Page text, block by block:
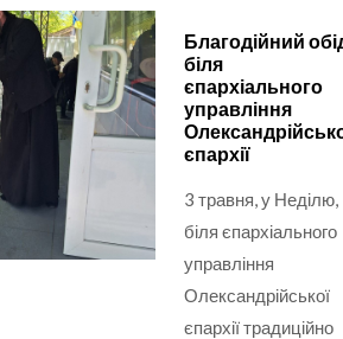
Благодійний
біля
єпархіального
управління
єпархії
3 травня, у Неділю,
біля єпархіального
управління
Олександрійської
єпархії традиційно